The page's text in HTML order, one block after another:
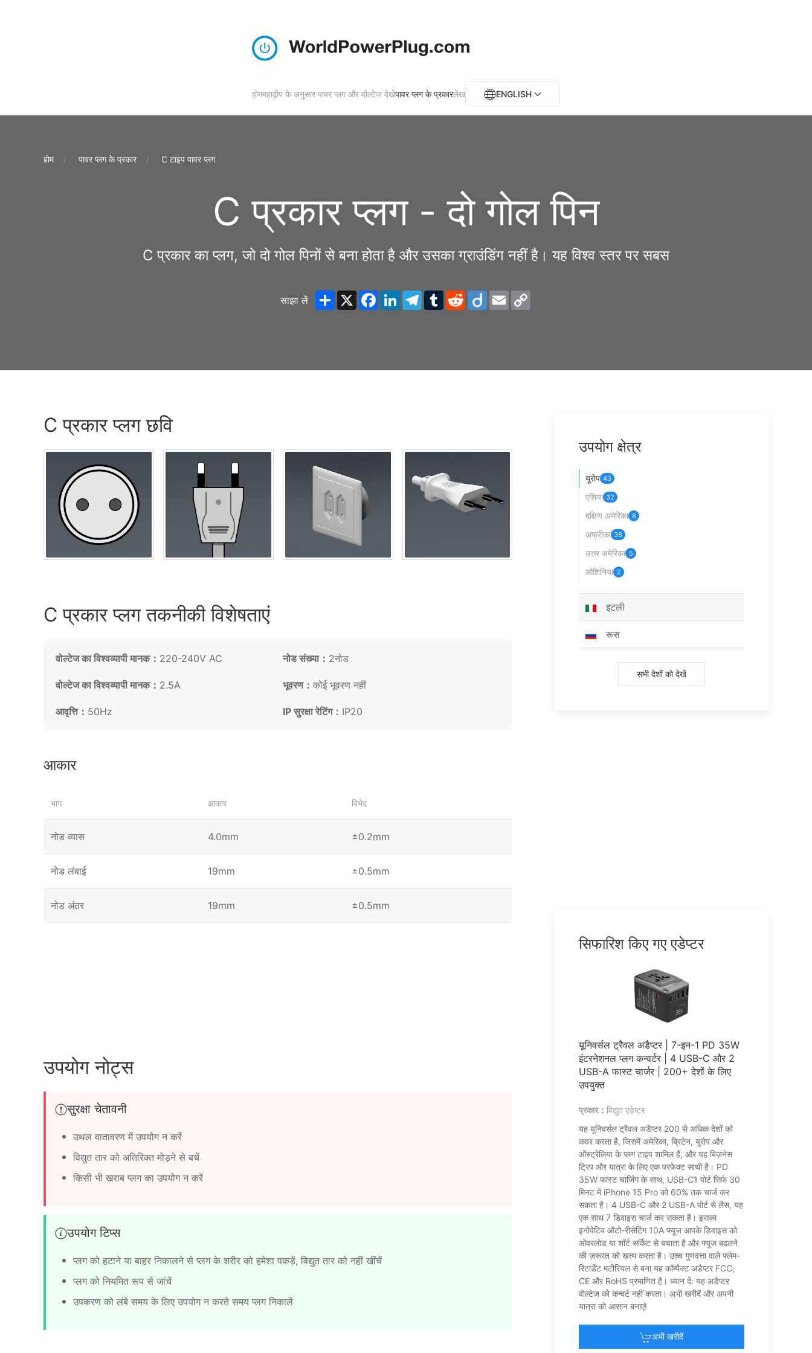
होममहाद्वीप के अनुसार पावर प्लग और वोल्टेज देखेंपावर प्लग के प्रकारलेख ENGLISH
होम पावर प्लग के प्रकार C टाइप पावर प्लग
C प्रकार प्लग - दो गोल पिन
C प्रकार का प्लग, जो दो गोल पिनों से बना होता है और उसका ग्राउंडिंग नहीं है। यह विश्व स्तर पर सबस
साझा लें ShareX Facebook
LinkedInTelegram
TumblrRedditDiigo Email
C प्रकार प्लग छवि
C प्रकार प्लग तकनीकी विशेषताएं
वोल्टेज का विश्वव्यापी मानक： 220-240V AC
वोल्टेज का विश्वव्यापी मानक： 2.5A
आवृत्ति： 50Hz
नोड संख्या： 2नोड
भूवरण： कोई भूवरण नहीं
IP सुरक्षा रेटिंग： IP20
आकार
भाग आकार विभेद
नोड व्यास 4.0mm ±0.2mm
नोड लंबाई 19mm ±0.5mm
नोड अंतर 19mm ±0.5mm
उपयोग नोट्स
सुरक्षा चेतावनी
उथल वातावरण में उपयोग न करें
विद्युत तार को अतिरिक्त मोड़ने से बचें
किसी भी खराब प्लग का उपयोग न करें
उपयोग टिप्स
प्लग को हटाने या बाहर निकालने से प्लग के शरीर को हमेशा पकड़ें, विद्युत तार को नहीं खींचें
प्लग को नियमित रूप से जांचें
उपकरण को लंबे समय के लिए उपयोग न करते समय प्लग निकालें
उपयोग क्षेत्र
यूरोप 43
एशिया 32
दक्षिण अमेरिका 8
अफ्रीका 38
उत्तर अमेरिका 5
ओशिनिया 2
इटली
रूस
स्पेन
नीदरलैंड्स
रोमानिया
ग्रीस
हंगरी
स्लोवाकिया
बुल्गारिया
लक्समबर्ग
क्रोएशिया
सर्बिया
लिथुआनिया
बेलारूस
सभी देशों को देखें
सिफारिश किए गए एडेप्टर
यूनिवर्सल ट्रैवल अडैप्टर | 7-इन-1 PD 35W
इंटरनेशनल प्लग कन्वर्टर | 4 USB-C और 2
USB-A फास्ट चार्जर | 200+ देशों के लिए
उपयुक्त
प्रकार：विद्युत एडेप्टर
यह यूनिवर्सल ट्रैवल अडैप्टर 200 से अधिक देशों को
कवर करता है, जिसमें अमेरिका, ब्रिटेन, यूरोप और
ऑस्ट्रेलिया के प्लग टाइप शामिल हैं, और यह बिज़नेस
ट्रिप और यात्रा के लिए एक परफेक्ट साथी है। PD
35W फास्ट चार्जिंग के साथ, USB-C1 पोर्ट सिर्फ 30
मिनट में iPhone 15 Pro को 60% तक चार्ज कर
सकता है। 4 USB-C और 2 USB-A पोर्ट से लैस, यह
एक साथ 7 डिवाइस चार्ज कर सकता है। इसका
इनोवेटिव ऑटो-रीसेटिंग 10A फ्यूज आपके डिवाइस को
ओवरलोड या शॉर्ट सर्किट से बचाता है और फ्यूज बदलने
की ज़रूरत को खत्म करता है। उच्च गुणवत्ता वाले फ्लेम-
रिटार्डेंट मटीरियल से बना यह कॉम्पैक्ट अडैप्टर FCC,
CE और RoHS प्रमाणित है। ध्यान दें: यह अडैप्टर
वोल्टेज को कन्वर्ट नहीं करता। अभी खरीदें और अपनी
यात्रा को आसान बनाएं!
अभी खरीदें